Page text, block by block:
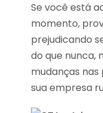
Se você está
momento,
prejudicando
do que nunca,
mudanças
sua empresa